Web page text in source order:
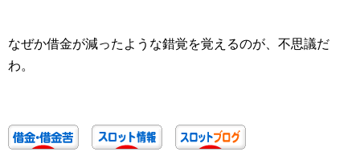
なぜか借金が減ったような錯覚を覚えるのが、不思議だ
わ。